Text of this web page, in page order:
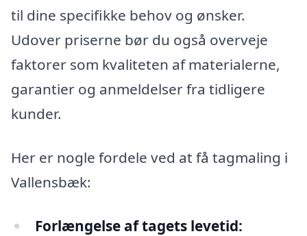
til dine specifikke behov og ønsker.
Udover priserne bør du også overveje
faktorer som kvaliteten af materialerne,
garantier og anmeldelser fra tidligere
kunder.
Her er nogle fordele ved at få tagmaling i
Vallensbæk:
Forlængelse af tagets levetid: